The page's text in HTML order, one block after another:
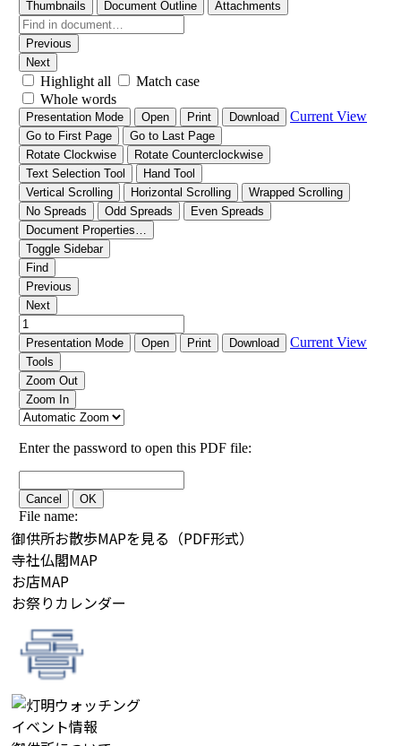
御供所お散歩MAPを見る（PDF形式）
寺社仏閣MAP
お店MAP
お祭りカレンダー
イベント情報